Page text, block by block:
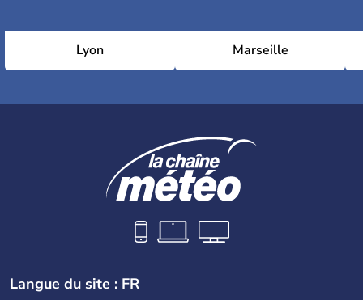
Lyon Marseille
Langue du site : FR